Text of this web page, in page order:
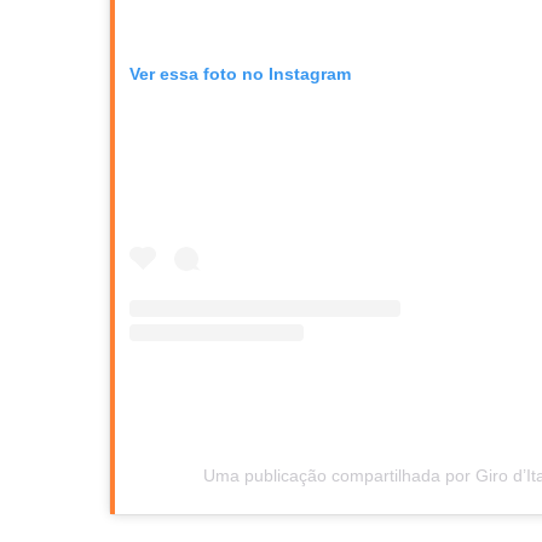
Ver essa foto no Instagram
Uma publicação compartilhada por Giro